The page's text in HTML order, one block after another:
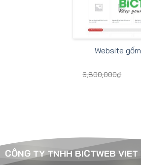
Website
6,800,000₫
CÔNG TY TNHH BICTWEB VIET